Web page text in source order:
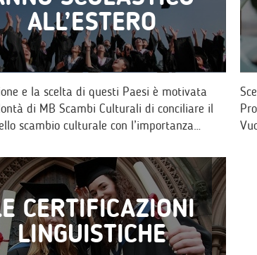
ALL’ESTERO
e la scelta di questi Paesi è motivata
di MB Scambi Culturali di conciliare il
scambio culturale con l’importanza…
CERTIFICAZIONI
LINGUISTICHE